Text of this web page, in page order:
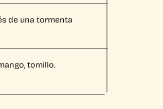
de una tormenta
tomillo.